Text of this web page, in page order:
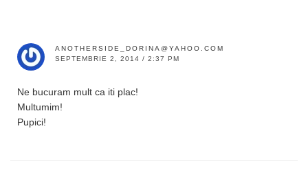
ANOTHERSIDE_DORINA@YAHOO.COM
SEPTEMBRIE 2, 2014 / 2:37 PM
Ne bucuram mult ca iti plac!
Multumim!
Pupici!